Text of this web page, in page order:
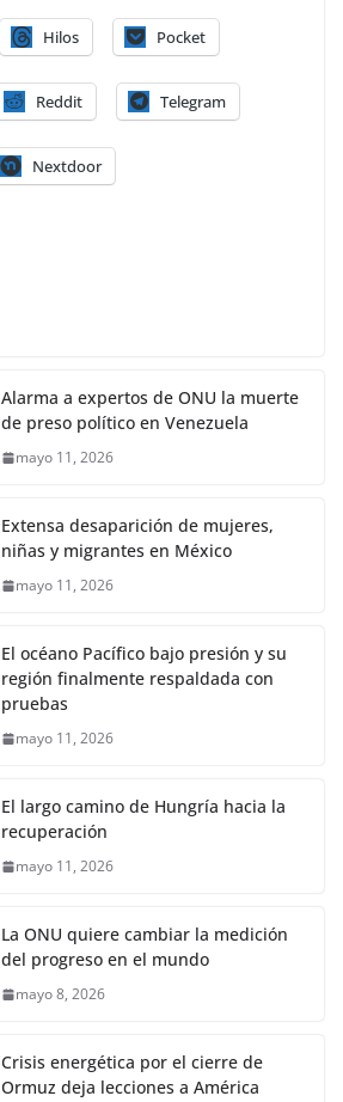
Hilos Pocket
Reddit Telegram
Nextdoor
Alarma a expertos de ONU la muerte
de preso político en Venezuela
mayo 11, 2026
Extensa desaparición de mujeres,
niñas y migrantes en México
mayo 11, 2026
El océano Pacífico bajo presión y su
región finalmente respaldada con
pruebas
mayo 11, 2026
El largo camino de Hungría hacia la
recuperación
mayo 11, 2026
La ONU quiere cambiar la medición
del progreso en el mundo
mayo 8, 2026
Crisis energética por el cierre de
Ormuz deja lecciones a América